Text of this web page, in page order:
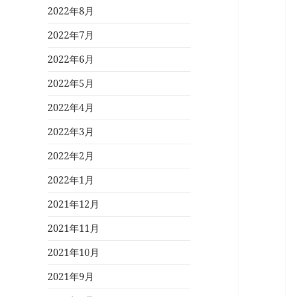
2022年8月
2022年7月
2022年6月
2022年5月
2022年4月
2022年3月
2022年2月
2022年1月
2021年12月
2021年11月
2021年10月
2021年9月